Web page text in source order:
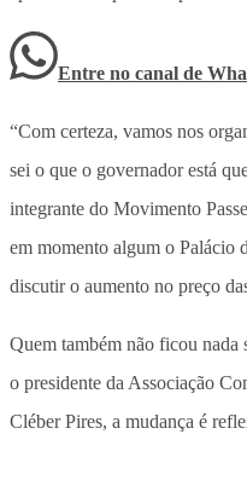
Entre no canal de
“Com certeza, vamos nos
sei o que o governador está
integrante do Movimento
em momento algum o Palácio
discutir o aumento no preço
Quem também não ficou nada
o presidente da Associação
Cléber Pires, a mudança é